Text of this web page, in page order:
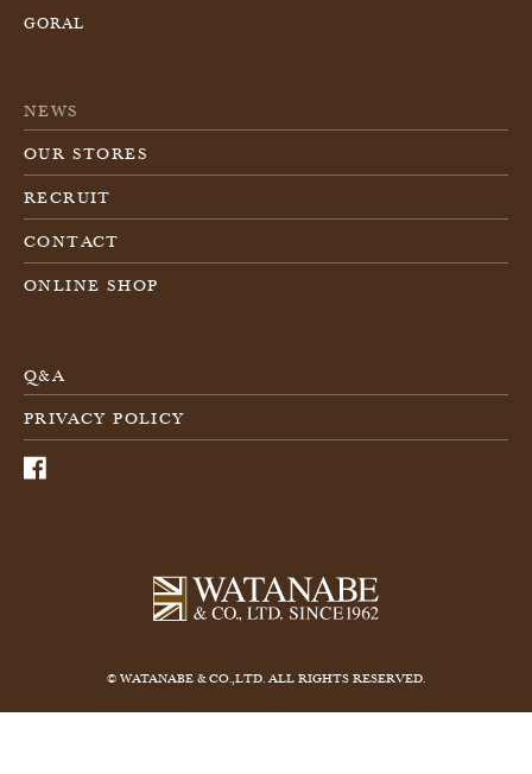
GORAL
NEWS
OUR STORES
RECRUIT
CONTACT
ONLINE SHOP
Q&A
PRIVACY POLICY
© WATANABE & CO.,LTD. ALL RIGHTS RESERVED.